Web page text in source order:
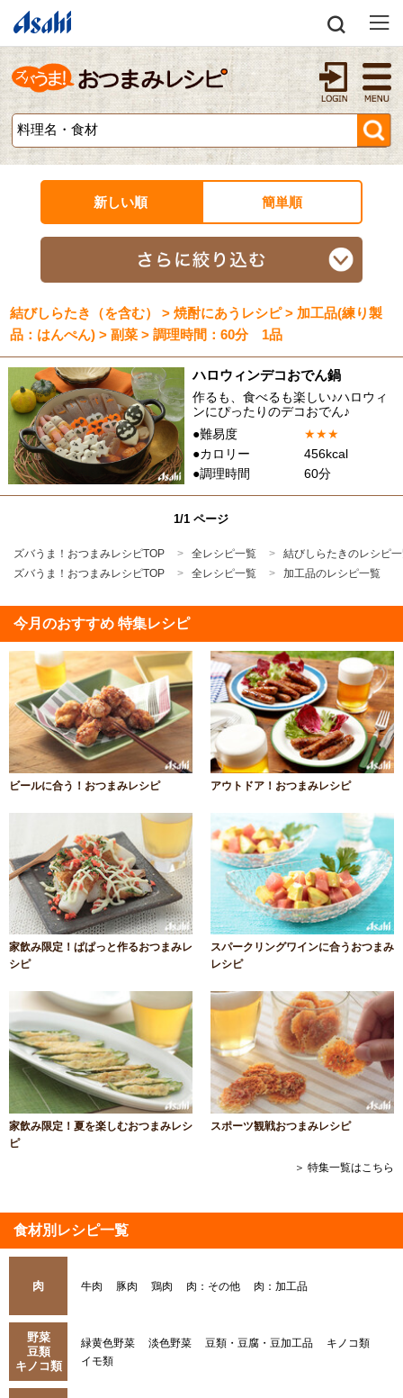
新しい順 簡単順
結びしらたき（を含む） > 焼酎にあうレシピ > 加工品(練り製
品：はんぺん) > 副菜 > 調理時間：60分 1品
ハロウィンデコおでん鍋
作るも、食べるも楽しい♪ハロウィ
ンにぴったりのデコおでん♪
●難易度
★★★
●カロリー
456kcal
●調理時間
60分
1/1 ページ
ズバうま！おつまみレシピTOP 全レシピ一覧
結びしらたきのレシピ
ズバうま！おつまみレシピTOP
全レシピ一覧 加工品のレシピ一覧
今月のおすすめ 特集レシピ
ビールに合う！おつまみレシピ アウトドア！おつまみレシピ
家飲み限定！ぱぱっと作るおつまみレ
シピ
スパークリングワインに合うおつまみ
レシピ
家飲み限定！夏を楽しむおつまみレシ
ピ
スポーツ観戦おつまみレシピ
＞ 特集一覧はこちら
食材別レシピ一覧
肉 牛肉 豚肉 鶏肉 肉：その他 肉：加工品
野菜
豆類
キノコ類
緑黄色野菜 淡色野菜 豆類・豆腐・豆加工品
キノコ類
イモ類